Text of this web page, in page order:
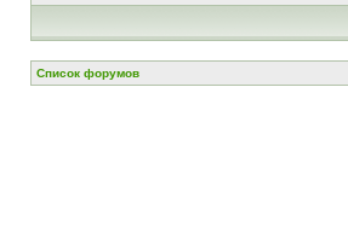
Список форумов